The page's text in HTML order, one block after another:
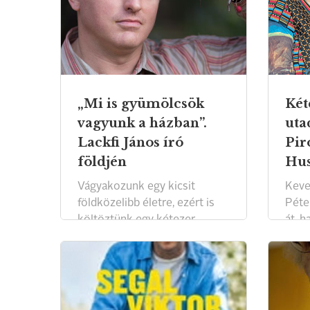
„Mi is gyümölcsök
vagyunk a házban”.
Lackfi János író
földjén
Vágyakozunk egy kicsit
földközelibb életre, ezért is
költöztünk egy kétezer
gyümölcsösbe – mondja
Lackfi János, aki saját
meghatározása szerint író,
költő, műfordító, tűzoltó,
át,
az